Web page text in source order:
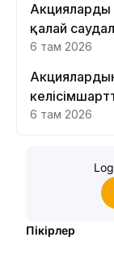
Акцияларды
қалай
6 там 2026
Bybit
6 там 2026
Пікірлер